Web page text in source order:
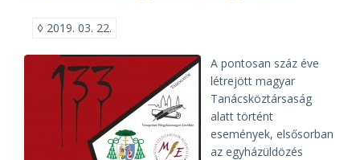
◊ 2019. 03. 22.
A pontosan száz éve
létrejött magyar
Tanácsköztársaság
alatt történt
események, elsősorban
az egyházüldözés